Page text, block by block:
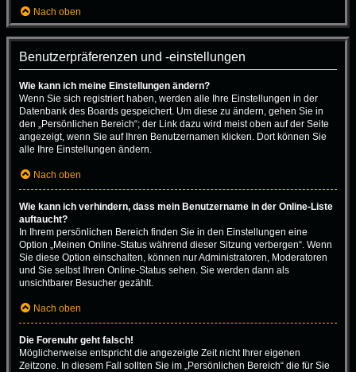
Nach oben
Benutzerpräferenzen und -einstellungen
Wie kann ich meine Einstellungen ändern?
Wenn Sie sich registriert haben, werden alle Ihre Einstellungen in der
Datenbank des Boards gespeichert. Um diese zu ändern, gehen Sie in
den „Persönlichen Bereich“; der Link dazu wird meist oben auf der Seite
angezeigt, wenn Sie auf Ihren Benutzernamen klicken. Dort können Sie
alle Ihre Einstellungen ändern.
Nach oben
Wie kann ich verhindern, dass mein Benutzername in der Online-Liste
auftaucht?
In Ihrem persönlichen Bereich finden Sie in den Einstellungen eine
Option „Meinen Online-Status während dieser Sitzung verbergen“. Wenn
Sie diese Option einschalten, können nur Administratoren, Moderatoren
und Sie selbst Ihren Online-Status sehen. Sie werden dann als
unsichtbarer Besucher gezählt.
Nach oben
Die Forenuhr geht falsch!
Möglicherweise entspricht die angezeigte Zeit nicht Ihrer eigenen
Zeitzone. In diesem Fall sollten Sie im „Persönlichen Bereich“ die für Sie